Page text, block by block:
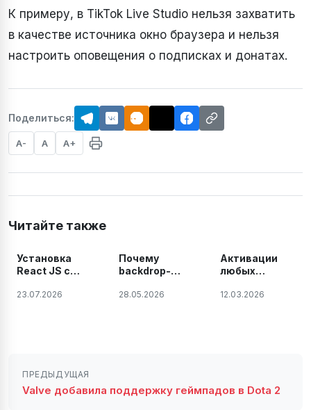
К примеру, в TikTok Live Studio нельзя захватить
в качестве источника окно браузера и нельзя
настроить оповещения о подписках и донатах.
Поделиться:
A- A A+
Читайте также
Установка
React JS с
23.07.2026
Почему
backdrop-
работает в
28.05.2026
Активации
любых
плагинов
12.03.2026
ПРЕДЫДУЩАЯ
Valve добавила поддержку геймпадов в Dota 2